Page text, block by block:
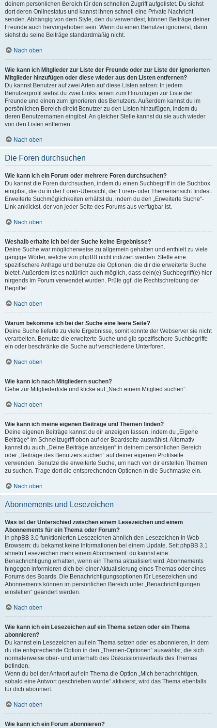
deinem persönlichen Bereich für den schnellen Zugriff aufgelistet. Du siehst
dort deren Onlinestatus und kannst ihnen schnell eine Private Nachricht
senden. Abhängig von dem Style, den du verwendest, können Beiträge deiner
Freunde auch hervorgehoben sein. Wenn du einen Benutzer ignorierst, dann
siehst du seine Beiträge standardmäßig nicht.
Nach oben
Wie kann ich Mitglieder zur Liste der Freunde oder zur Liste der ignorierten
Mitglieder hinzufügen oder diese wieder aus den Listen entfernen?
Du kannst Benutzer auf zwei Arten auf diese Listen setzen: In jedem
Benutzerprofil siehst du zwei Links: einen zum Hinzufügen zur Liste der
Freunde und einen zum Ignorieren des Benutzers. Außerdem kannst du im
persönlichen Bereich direkt Benutzer zu den Listen hinzufügen, indem du
deren Benutzernamen eingibst. An gleicher Stelle kannst du sie auch wieder
von den Listen entfernen.
Nach oben
Die Foren durchsuchen
Wie kann ich ein Forum oder mehrere Foren durchsuchen?
Du kannst die Foren durchsuchen, indem du einen Suchbegriff in die Suchbox
eingibst, die du in der Foren-Übersicht, der Foren- oder Themenansicht findest.
Erweiterte Suchmöglichkeiten erhältst du, indem du den „Erweiterte Suche“-
Link anklickst, der von jeder Seite des Forums aus verfügbar ist.
Nach oben
Weshalb erhalte ich bei der Suche keine Ergebnisse?
Deine Suche war möglicherweise zu allgemein gehalten und enthielt zu viele
gängige Wörter, welche von phpBB nicht indiziert werden. Stelle eine
spezifischere Anfrage und benutze die Optionen, die dir die erweiterte Suche
bietet. Außerdem ist es natürlich auch möglich, dass dein(e) Suchbegriff(e) hier
nirgends im Forum verwendet wurden. Prüfe ggf. die Rechtschreibung der
Begriffe!
Nach oben
Warum bekomme ich bei der Suche eine leere Seite?
Deine Suche lieferte zu viele Ergebnisse, somit konnte der Webserver sie nicht
verarbeiten. Benutze die erweiterte Suche und gib spezifischere Suchbegriffe
ein oder beschränke die Suche auf verschiedene Unterforen.
Nach oben
Wie kann ich nach Mitgliedern suchen?
Gehe zur Mitgliederliste und klicke auf „Nach einem Mitglied suchen“.
Nach oben
Wie kann ich meine eigenen Beiträge und Themen finden?
Deine eigenen Beiträge kannst du dir anzeigen lassen, indem du „Eigene
Beiträge“ im Schnellzugriff oben auf der Boardseite auswählst. Alternativ
kannst du auch „Deine Beiträge anzeigen“ in deinem persönlichen Bereich
oder „Beiträge des Benutzers suchen“ auf deiner eigenen Profilseite
verwenden. Benutze die erweiterte Suche, um nach von dir erstellen Themen
zu suchen. Trage dort die entsprechenden Optionen in die Suchmaske ein.
Nach oben
Abonnements und Lesezeichen
Was ist der Unterschied zwischen einem Lesezeichen und einem
Abonnements für ein Thema oder Forum?
In phpBB 3.0 funktionierten Lesezeichen ähnlich den Lesezeichen in Web-
Browsern: du bekamst keine Informationen bei einem Update. Seit phpBB 3.1
ähneln Lesezeichen mehr einem Abonnement: du kannst eine
Benachrichtigung erhalten, wenn ein Thema aktualisiert wird. Abonnements
hingegen informieren dich bei einer Aktualisierung eines Themas oder eines
Forums des Boards. Die Benachrichtigungsoptionen für Lesezeichen und
Abonnements können im persönlichen Bereich unter „Benachrichtigungen
einstellen“ geändert werden.
Nach oben
Wie kann ich ein Lesezeichen auf ein Thema setzen oder ein Thema
abonnieren?
Du kannst ein Lesezeichen auf ein Thema setzen oder es abonnieren, in dem
du die entsprechende Option in den „Themen-Optionen“ auswählst, die sich
normalerweise ober- und unterhalb des Diskussionsverlaufs des Themas
befinden.
Wenn du bei der Antwort auf ein Thema die Option „Mich benachrichtigen,
sobald eine Antwort geschrieben wurde“ aktivierst, wird das Thema ebenfalls
für dich abonniert.
Nach oben
Wie kann ich ein Forum abonnieren?